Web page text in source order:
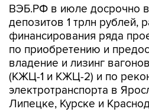
ВЭБ.РФ в июле досрочно
депозитов 1 трлн рублей,
финансирования ряда
по приобретению и
владение и лизинг
(КЖЦ-1 и КЖЦ-2) и по
электротранспорта в
Липецке, Курске и